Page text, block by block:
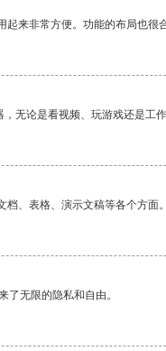
来非常方便。功能的布局也很
无论是看视频、玩游戏还是工
、表格、演示文稿等各个方面
了无限的隐私和自由。